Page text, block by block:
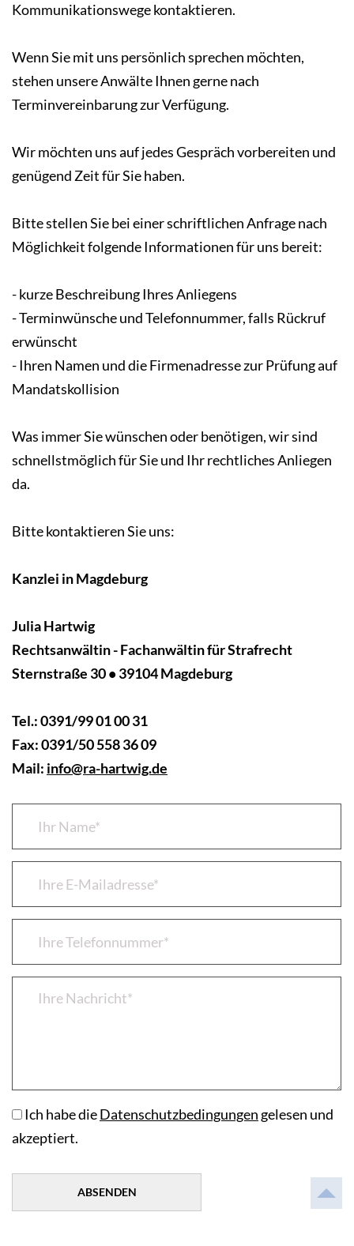
Kommunikationswege kontaktieren.
Wenn Sie mit uns persönlich sprechen möchten,
stehen unsere Anwälte Ihnen gerne nach
Terminvereinbarung zur Verfügung.
Wir möchten uns auf jedes Gespräch vorbereiten und
genügend Zeit für Sie haben.
Bitte stellen Sie bei einer schriftlichen Anfrage nach
Möglichkeit folgende Informationen für uns bereit:
- kurze Beschreibung Ihres Anliegens
- Terminwünsche und Telefonnummer, falls Rückruf
erwünscht
- Ihren Namen und die Firmenadresse zur Prüfung auf
Mandatskollision
Was immer Sie wünschen oder benötigen, wir sind
schnellstmöglich für Sie und Ihr rechtliches Anliegen
da.
Bitte kontaktieren Sie uns:
Kanzlei in Magdeburg
Julia Hartwig
Rechtsanwältin - Fachanwältin für Strafrecht
Sternstraße 30 • 39104 Magdeburg
Tel.: 0391/99 01 00 31
Fax: 0391/50 558 36 09
Mail: info@ra-hartwig.de
Ich habe dieDatenschutzbedingungen gelesen und
akzeptiert.
ABSENDEN